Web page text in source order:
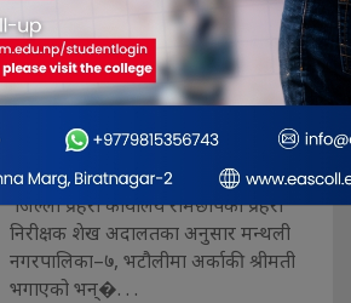
Nov 10, 2018
रामेछाप, २४ कात्तिक ।रामेछापमा अर्काकी
श्रीमती भगाएको विषयमा उत्पन्न विवाद
झडपमा परिणत भएपछि १२ जना घाइते
भएका छन् । घाइते मध्ये आठ जनालाई
उपचारका लागि काठमाडौँ ल्याइएको छ ।
जिल्ला प्रहरी कार्यालय रामेछापका प्रहरी
निरीक्षक शेख अदालतका अनुसार मन्थली
नगरपालिका–७, भटौलीमा अर्काकी श्रीमती
भगाएको भन्�. . .